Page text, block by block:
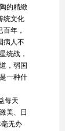
的精緻
统文化
百年，
病人不
统战，
，弱国
一种什
每天
美、日
无办